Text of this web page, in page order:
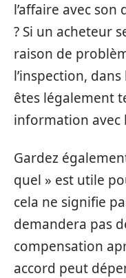
l’affaire avec
? Si un acheteur
raison de
l’inspection,
êtes légalement
information avec
Gardez
quel » est utile
cela ne signifie
demandera pas
compensation
accord peut